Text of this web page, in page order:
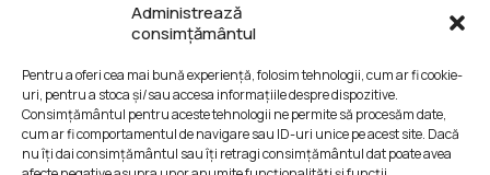
Administrează
consimțământul
Pentru a oferi cea mai bună experiență, folosim tehnologii, cum ar fi cookie-
uri, pentru a stoca și/sau accesa informațiile despre dispozitive.
Consimțământul pentru aceste tehnologii ne permite să procesăm date,
cum ar fi comportamentul de navigare sau ID-uri unice pe acest site. Dacă
nu îți dai consimțământul sau îți retragi consimțământul dat poate avea
LIVRARE SI PLATA
CONFIDENTIALITATE DATELOR
TERMENI SI CONDITII
Formular retur